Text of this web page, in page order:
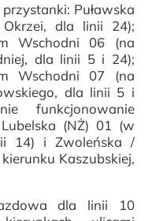
Puławska
dla linii 24);
Wschodni 06 (na
dla linii 5 i 24);
Wschodni 07 (na
dla linii 5 i
funkcjonowanie
(NŻ) 01 (w
14) i Zwoleńska /
Kaszubskiej,
dla linii 10